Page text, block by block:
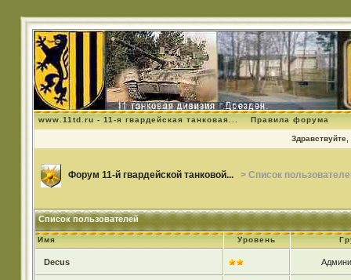
www.11td.ru - 11-я гвардейская танковая... Правила форума
Здравствуйте,
Форум 11-й гвардейской танковой... > Список
Список пользователей
Имя Уровень
Decus